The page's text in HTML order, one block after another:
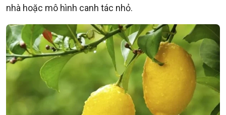
nhà hoặc mô hình canh tác nhỏ.